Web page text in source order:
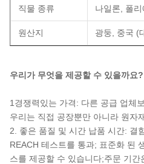
직물 종류 나일론, 폴
원산지 광둥, 중국 (
우리가 무엇을 제공할 수 있을까요?
1경쟁력있는 가격: 다른 공급 업체
우리는 직접 공장뿐만 아니라 원자
2. 좋은 품질 및 시간 납품 시간: 결
REACH 테스트를 통과; 표준화 된
스를 제공할 수 있습니다;주문 기간